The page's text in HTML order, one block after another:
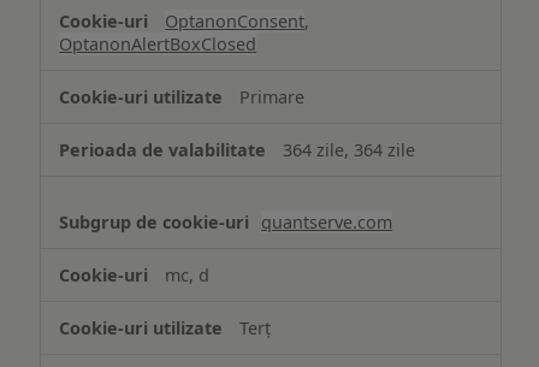
OptanonConsent,
OptanonAlertBoxClosed
Primare
364 zile, 364 zile
quantserve.com
mc, d
Terț